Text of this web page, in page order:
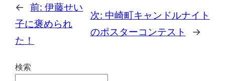
← 前:伊藤せい
子に褒められ
た！
次: 中崎町キャンドルナイト
のポスターコンテスト
→
検索